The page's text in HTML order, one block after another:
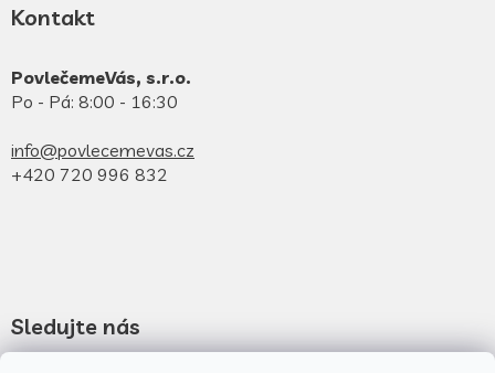
Kontakt
PovlečemeVás, s.r.o.
Po - Pá: 8:00 - 16:30
info@povlecemevas.cz
+420 720 996 832
Sledujte nás